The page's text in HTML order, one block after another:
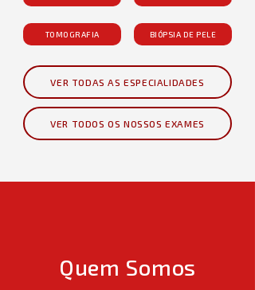
TOMOGRAFIA BIÓPSIA DE PELE
VER TODAS AS ESPECIALIDADES
VER TODOS OS NOSSOS EXAMES
Quem Somos